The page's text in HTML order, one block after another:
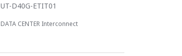
UT-D40G-ETIT01
DATA CENTER Interconnect